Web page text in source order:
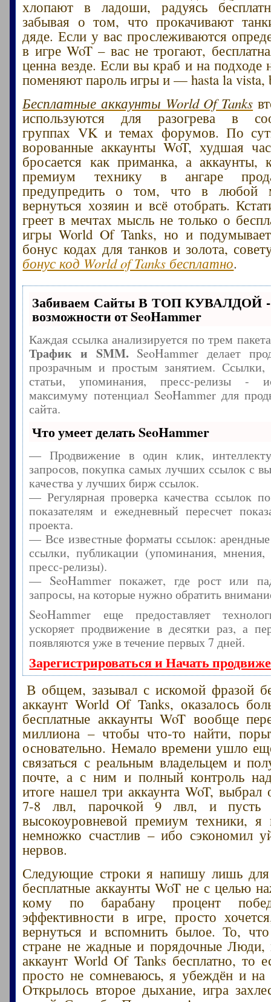
хлопают в ладоши, радуясь
забывая о том, что прокачивают
дяде. Если у вас прослеживаются
в игре WoT – вас не трогают,
ценна везде. Если вы краб и на подходе
поменяют пароль игры и — hasta la vista,
Бесплатные аккаунты World Of Tanks
используются для разогрева в
группах VK и темах форумов. По
ворованные аккаунты WoT, худшая
бросается как приманка, а аккаунты,
премиум технику в ангаре
предупредить о том, что в любой
вернуться хозяин и всё отобрать.
греет в мечтах мысль не только о
игры World Of Tanks, но и
бонус кодах для танков и золота,
бонус код World of Tanks бесплатно.
Забиваем Сайты В ТОП КУВАЛДОЙ -
возможности от SeoHammer
Каждая ссылка анализируется по трем
Трафик и SMM.SeoHammer делает
прозрачным и простым занятием. Ссылки,
статьи, упоминания, пресс-релизы -
максимуму потенциал SeoHammer для
сайта.
Что умеет делать SeoHammer
— Продвижение в один клик,
запросов, покупка самых лучших ссылок с
качества у лучших бирж ссылок.
— Регулярная проверка качества ссылок
показателям и ежедневный пересчет
проекта.
— Все известные форматы ссылок:
ссылки, публикации (упоминания, мнения,
пресс-релизы).
— SeoHammer покажет, где рост или
запросы, на которые нужно обратить
SeoHammer еще предоставляет
ускоряет продвижение в десятки раз, а
появляются уже в течение первых 7 дней.
Зарегистрироваться и Начать
В общем, зазывал с искомой фразой
аккаунт World Of Tanks, оказалось
бесплатные аккаунты WoT вообще
миллиона – чтобы что-то найти,
основательно. Немало времени ушло
связаться с реальным владельцем и
почте, а с ним и полный контроль
итоге нашел три аккаунта WoT, выбрал
7-8 лвл, парочкой 9 лвл, и
высокоуровневой премиум техники,
немножко счастлив – ибо сэкономил
нервов.
Следующие строки я напишу лишь
бесплатные аккаунты WoT не с целью
кому по барабану процент
эффективности в игре, просто
вернуться и вспомнить былое. То,
стране не жадные и порядочные Люди,
аккаунт World Of Tanks бесплатно, то
просто не сомневаюсь, я убеждён и на
Открылось второе дыхание, игра